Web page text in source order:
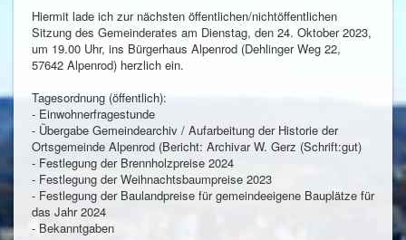
Hiermit lade ich zur nächsten öffentlichen/nichtöffentlichen
Sitzung des Gemeinderates am Dienstag, den 24. Oktober 2023,
um 19.00 Uhr, ins Bürgerhaus Alpenrod (Dehlinger Weg 22,
57642 Alpenrod) herzlich ein.
Tagesordnung (öffentlich):
- Einwohnerfragestunde
- Übergabe Gemeindearchiv / Aufarbeitung der Historie der
Ortsgemeinde Alpenrod (Bericht: Archivar W. Gerz (Schrift:gut)
- Festlegung der Brennholzpreise 2024
- Festlegung der Weihnachtsbaumpreise 2023
- Festlegung der Baulandpreise für gemeindeeigene Bauplätze für
das Jahr 2024
- Bekanntgaben